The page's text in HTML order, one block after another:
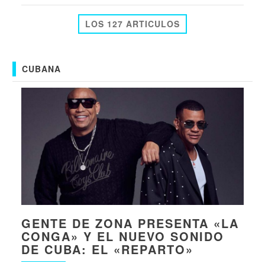
LOS 127 ARTICULOS
CUBANA
GENTE DE ZONA PRESENTA «LA
CONGA» Y EL NUEVO SONIDO
DE CUBA: EL «REPARTO»